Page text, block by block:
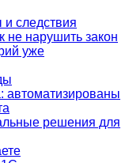
следствия
не нарушить закон
уже
автоматизированы
решения для